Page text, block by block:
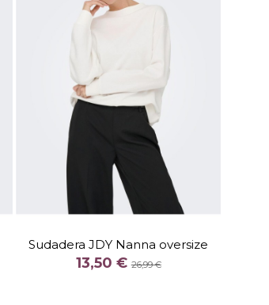
Sudadera JDY Nanna oversize
13,50 €26,99 €
TALLA
COLOR